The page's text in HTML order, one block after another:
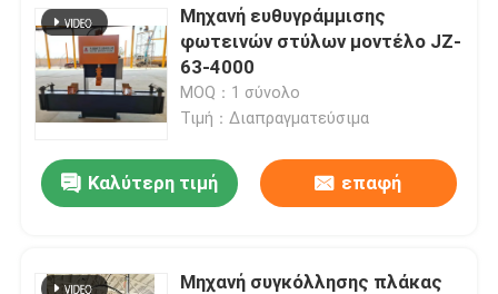
Αρχική
Μηχανή ευθυγράμμισης
φωτεινών στύλων μοντέλο JZ-
63-4000
MOQ：1 σύνολο
Τιμή：Διαπραγματεύσιμα
Καλύτερη τιμή επαφή
Μηχανή συγκόλλησης πλάκας